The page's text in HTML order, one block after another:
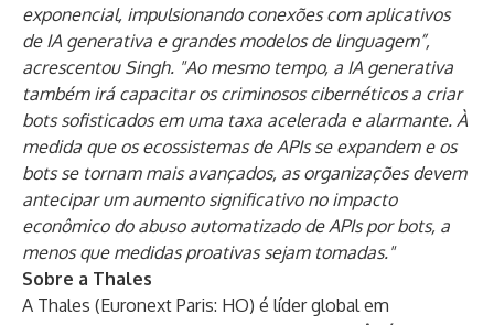
exponencial, impulsionando conexões com aplicativos
de IA generativa e grandes modelos de linguagem”,
acrescentou Singh. "Ao mesmo tempo, a IA generativa
também irá capacitar os criminosos cibernéticos a criar
bots sofisticados em uma taxa acelerada e alarmante. À
medida que os ecossistemas de APIs se expandem e os
bots se tornam mais avançados, as organizações devem
antecipar um aumento significativo no impacto
econômico do abuso automatizado de APIs por bots, a
menos que medidas proativas sejam tomadas."
Sobre a Thales
A Thales (Euronext Paris: HO) é líder global em